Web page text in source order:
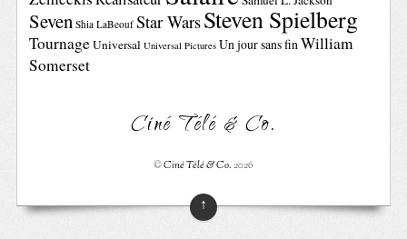
Seven Shia LaBeouf Star WarsSteven Spielberg
TournageUniversal Universal Pictures Un jour sans finWilliam
Somerset
Ciné Télé & Co.
©Ciné Télé & Co.2026
↑